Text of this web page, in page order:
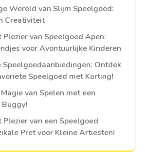
Wereld van Slijm Speelgoed:
Creativiteit
Plezier van Speelgoed Apen:
voor Avontuurlijke Kinderen
Ontdek
Speelgoed met Korting!
van Spelen met een
Plezier van een Speelgoed
Pret voor Kleine Artiesten!